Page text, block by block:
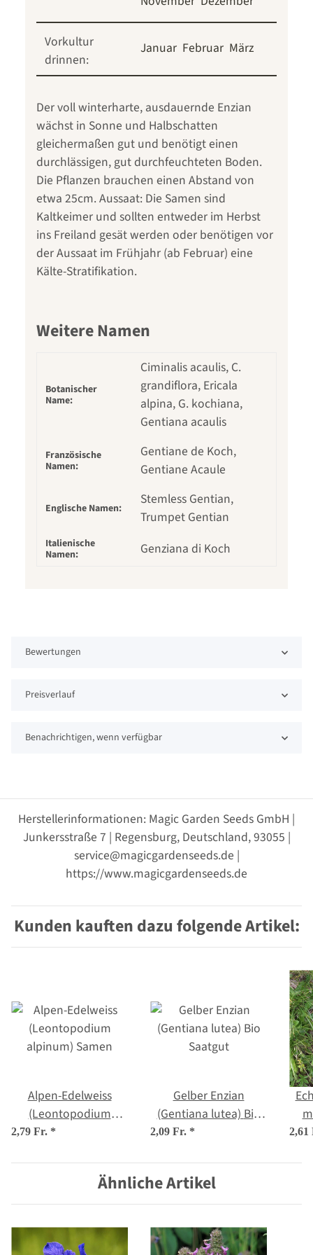
Vorkultur
drinnen:
Januar Februar März
Der voll winterharte, ausdauernde Enzian
wächst in Sonne und Halbschatten
gleichermaßen gut und benötigt einen
durchlässigen, gut durchfeuchteten Boden.
Die Pflanzen brauchen einen Abstand von
etwa 25cm. Aussaat: Die Samen sind
Kaltkeimer und sollten entweder im Herbst
ins Freiland gesät werden oder benötigen vor
der Aussaat im Frühjahr (ab Februar) eine
Kälte-Stratifikation.
Weitere Namen
Botanischer
Name:
Ciminalis acaulis, C.
grandiflora, Ericala
alpina, G. kochiana,
Gentiana acaulis
Französische
Namen:
Gentiane de Koch,
Gentiane Acaule
Englische Namen:
Stemless Gentian,
Trumpet Gentian
Italienische
Namen:
Genziana di Koch
Bewertungen
Preisverlauf
Benachrichtigen, wenn verfügbar
Herstellerinformationen: Magic Garden Seeds GmbH |
Junkersstraße 7 | Regensburg, Deutschland, 93055 |
service@magicgardenseeds.de |
https://www.magicgardenseeds.de
Kunden kauften dazu folgende Artikel:
Alpen-Edelweiss
(Leontopodium
alpinum) Samen
2,79 Fr. *
Gelber Enzian
(Gentiana lutea) Bio
Saatgut
2,09 Fr. *
Ähnliche Artikel